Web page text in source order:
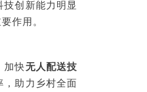
创新能力明显
作用。
加快无人配送技
，助力乡村全面